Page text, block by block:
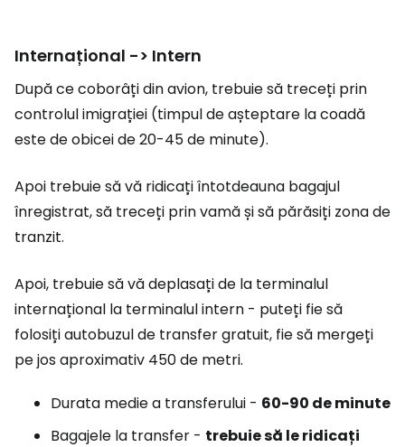
Internațional -> Intern
După ce coborâți din avion, trebuie să treceți prin
controlul imigrației (timpul de așteptare la coadă
este de obicei de 20-45 de minute).
Apoi trebuie să vă ridicați întotdeauna bagajul
înregistrat, să treceți prin vamă și să părăsiți zona de
tranzit.
Apoi, trebuie să vă deplasați de la terminalul
internațional la terminalul intern - puteți fie să
folosiți autobuzul de transfer gratuit, fie să mergeți
pe jos aproximativ 450 de metri.
Durata medie a transferului - 60-90 de minute
Bagajele la transfer - trebuie să le ridicați